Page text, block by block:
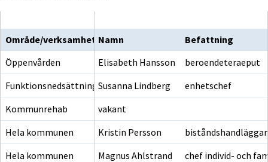
Namn
Befattning
Elisabeth Hansson
beroendeteraeput
Susanna Lindberg
enhetschef
vakant
Kristin Persson
Magnus Ahlstrand
chef individ- och
Område/verksamhet
Öppenvården
Funktionsnedsättning
Kommunrehab
Hela kommunen
Hela kommunen